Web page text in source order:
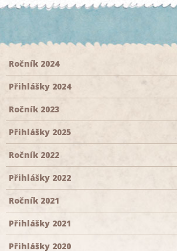
Ročník 2024
Přihlášky 2024
Ročník 2023
Přihlášky 2025
Ročník 2022
Přihlášky 2022
Ročník 2021
Přihlášky 2021
Přihlášky 2020